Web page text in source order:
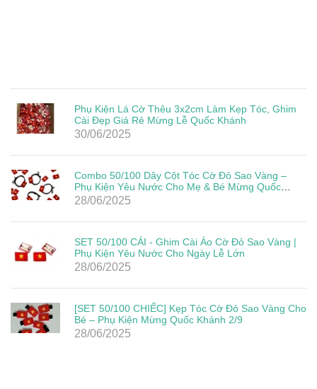
Phụ Kiện Lá Cờ Thêu 3x2cm Làm Kẹp Tóc, Ghim
Cài Đẹp Giá Rẻ Mừng Lễ Quốc Khánh
30/06/2025
Combo 50/100 Dây Cột Tóc Cờ Đỏ Sao Vàng –
Phụ Kiện Yêu Nước Cho Mẹ & Bé Mừng Quốc
Khánh 2/9
28/06/2025
SET 50/100 CÁI - Ghim Cài Áo Cờ Đỏ Sao Vàng |
Phụ Kiện Yêu Nước Cho Ngày Lễ Lớn
28/06/2025
[SET 50/100 CHIẾC] Kẹp Tóc Cờ Đỏ Sao Vàng Cho
Bé – Phụ Kiện Mừng Quốc Khánh 2/9
28/06/2025